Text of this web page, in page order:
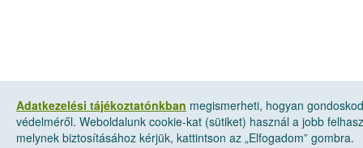
Adatkezelési tájékoztatónkban megismerheti, hogyan
védelméről. Weboldalunk cookie-kat (sütiket) használ a jobb
melynek biztosításához kérjük, kattintson az „Elfogadom” gombra.